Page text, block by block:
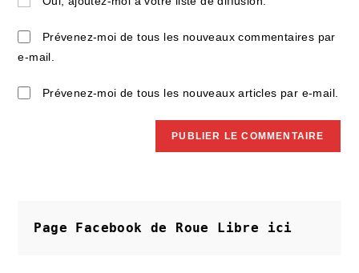
comment
site
(facultatif)
Prévenez-moi de tous les nouveaux commentaires par
e-mail.
Prévenez-moi de tous les nouveaux articles par e-mail.
Page Facebook de Roue Libre ici